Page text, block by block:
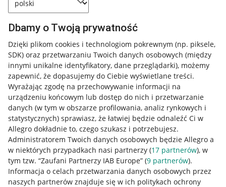
Dbamy o Twoją prywatność
Dzięki plikom cookies i technologiom pokrewnym (np. piksele,
SDK) oraz przetwarzaniu Twoich danych osobowych (między
innymi unikalne identyfikatory, dane przeglądarki), możemy
zapewnić, że dopasujemy do Ciebie wyświetlane treści.
Wyrażając zgodę na przechowywanie informacji na
urządzeniu końcowym lub dostęp do nich i przetwarzanie
danych (w tym w obszarze profilowania, analiz rynkowych i
statystycznych) sprawiasz, że łatwiej będzie odnaleźć Ci w
Allegro dokładnie to, czego szukasz i potrzebujesz.
Administratorem Twoich danych osobowych będzie Allegro a
w niektórych przypadkach nasi partnerzy (17 partnerów), w
tym tzw. “Zaufani Partnerzy IAB Europe” (9 partnerów).
Informacja o celach przetwarzania danych osobowych przez
naszych partnerów znajduje się w ich politykach ochrony
Przydatne informacje